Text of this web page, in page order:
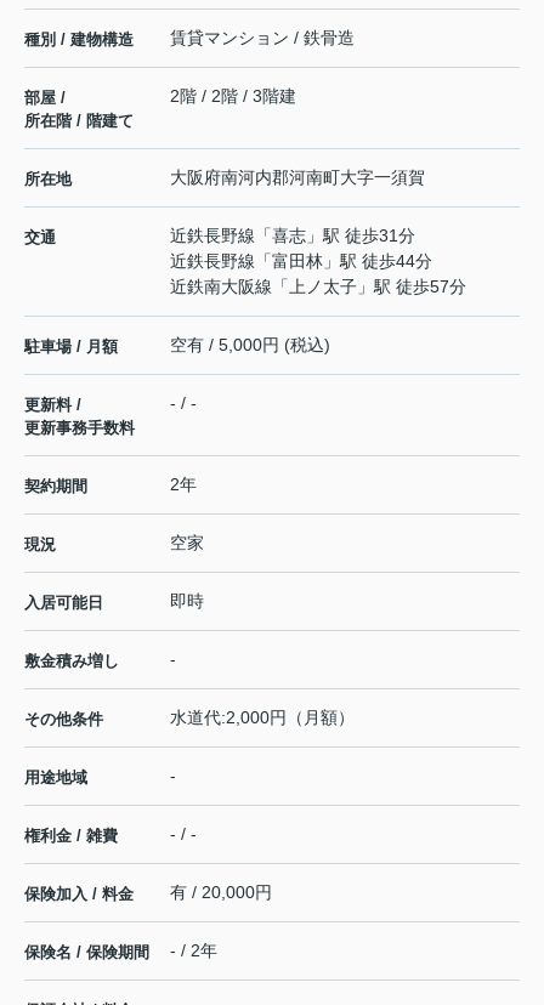
種別 / 建物構造 賃貸マンション / 鉄骨造
部屋 /
所在階 / 階建て
2階 / 2階 / 3階建
所在地 大阪府南河内郡河南町大字一須賀
交通 近鉄長野線 「喜志 」駅 徒歩31分
近鉄長野線 「富田林 」駅 徒歩44分
近鉄南大阪線 「 上ノ太子 」駅 徒歩57分
駐車場 / 月額 空有 / 5,000円 (税込)
更新料 /
更新事務手数料
- / -
契約期間 2年
現況 空家
入居可能日 即時
敷金積み増し -
その他条件 水道代:2,000円（月額）
用途地域 -
権利金 / 雑費 - / -
保険加入 / 料金 有 / 20,000円
保険名 / 保険期間 - / 2年